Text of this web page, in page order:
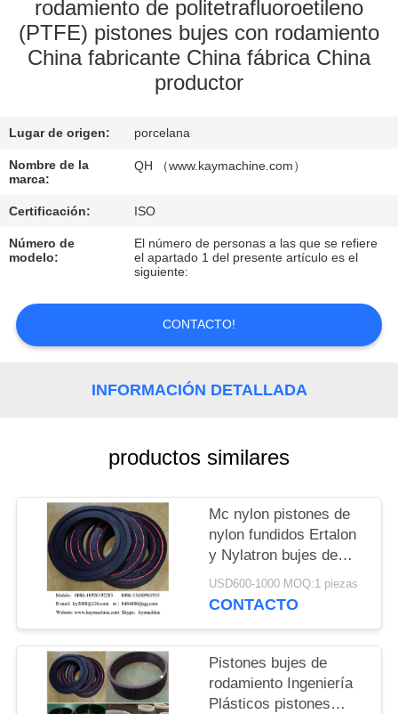
CONTROL
DE
NOTICIAS
SOLICITAR
COTIZACIÓN
PRIVACY
POLICY
rodamiento de politetrafluoroetileno
(PTFE) pistones bujes con rodamiento
China fabricante China fábrica China
productor
Lugar de origen: porcelana
Nombre de la
marca:
QH （www.kaymachine.com）
Certificación: ISO
Número de
modelo:
El número de personas a las que se refiere
el apartado 1 del presente artículo es el
siguiente:
CONTACTO!
INFORMACIÓN DETALLADA
productos similares
Mc nylon pistones de
nylon fundidos Ertalon
y Nylatron bujes de
rodamientos China
fabricante China
USD600-1000 MOQ:1 piezas
CONTACTO
Pistones bujes de
rodamiento Ingeniería
Plásticos pistones